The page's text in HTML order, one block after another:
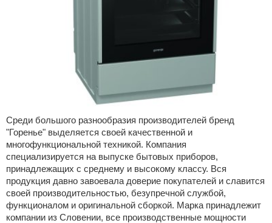
Среди большого разнообразия производителей бренд
"Горенье" выделяется своей качественной и
многофункциональной техникой. Компания
специализируется на выпуске бытовых приборов,
принадлежащих с среднему и высокому классу. Вся
продукция давно завоевала доверие покупателей и славится
своей производительностью, безупречной службой,
функционалом и оригинальной сборкой. Марка принадлежит
компании из Словении, все производственные мощности